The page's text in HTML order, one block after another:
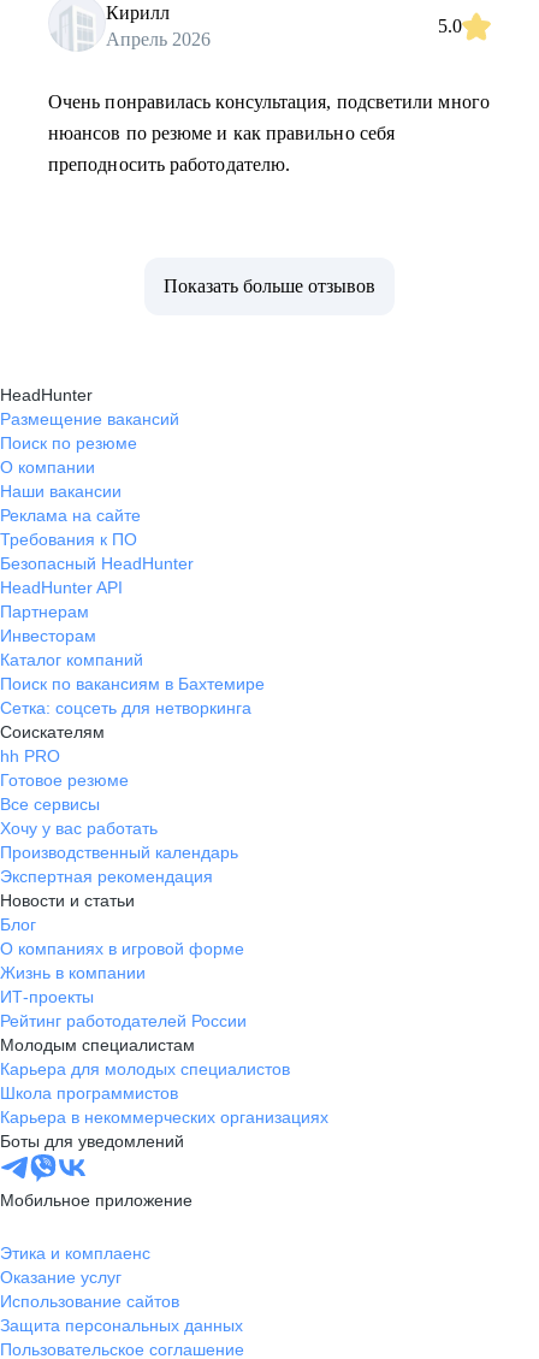
Кирилл
Апрель 2026
5.0
Очень понравилась консультация, подсветили много
нюансов по резюме и как правильно себя
преподносить работодателю.
Показать больше отзывов
HeadHunter
Размещение вакансий
Поиск по резюме
О компании
Наши вакансии
Реклама на сайте
Требования к ПО
Безопасный HeadHunter
HeadHunter API
Партнерам
Инвесторам
Каталог компаний
Поиск по вакансиям в Бахтемире
Сетка: соцсеть для нетворкинга
Соискателям
hh PRO
Готовое резюме
Все сервисы
Хочу у вас работать
Производственный календарь
Экспертная рекомендация
Новости и статьи
Блог
О компаниях в игровой форме
Жизнь в компании
ИТ-проекты
Рейтинг работодателей России
Молодым специалистам
Карьера для молодых специалистов
Школа программистов
Карьера в некоммерческих организациях
Боты для уведомлений
Мобильное приложение
Этика и комплаенс
Оказание услуг
Использование сайтов
Защита персональных данных
Пользовательское соглашение